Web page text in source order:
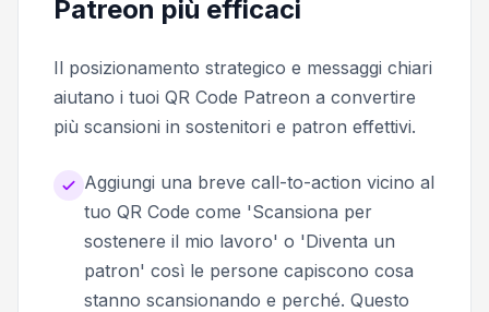
Patreon più efficaci
Il posizionamento strategico e messaggi chiari
aiutano i tuoi QR Code Patreon a convertire
più scansioni in sostenitori e patron effettivi.
Aggiungi una breve call-to-action vicino al
tuo QR Code come 'Scansiona per
sostenere il mio lavoro' o 'Diventa un
patron' così le persone capiscono cosa
stanno scansionando e perché. Questo